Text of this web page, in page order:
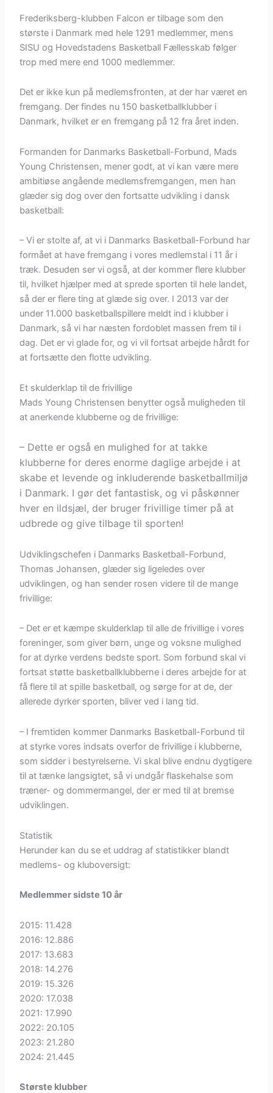
Frederiksberg-klubben Falcon er tilbage som den
største i Danmark med hele 1291 medlemmer, mens
SISU og Hovedstadens Basketball Fællesskab følger
trop med mere end 1000 medlemmer.
Det er ikke kun på medlemsfronten, at der har været en
fremgang. Der findes nu 150 basketballklubber i
Danmark, hvilket er en fremgang på 12 fra året inden.
Formanden for Danmarks Basketball-Forbund, Mads
Young Christensen, mener godt, at vi kan være mere
ambitiøse angående medlemsfremgangen, men han
glæder sig dog over den fortsatte udvikling i dansk
basketball:
– Vi er stolte af, at vi i Danmarks Basketball-Forbund har
formået at have fremgang i vores medlemstal i 11 år i
træk. Desuden ser vi også, at der kommer flere klubber
til, hvilket hjælper med at sprede sporten til hele landet,
så der er flere ting at glæde sig over. I 2013 var der
under 11.000 basketballspillere meldt ind i klubber i
Danmark, så vi har næsten fordoblet massen frem til i
dag. Det er vi glade for, og vi vil fortsat arbejde hårdt for
at fortsætte den flotte udvikling.
Et skulderklap til de frivillige
Mads Young Christensen benytter også muligheden til
at anerkende klubberne og de frivillige:
– Dette er også en mulighed for at takke
klubberne for deres enorme daglige arbejde i at
skabe et levende og inkluderende basketballmiljø
i Danmark. I gør det fantastisk, og vi påskønner
hver en ildsjæl, der bruger frivillige timer på at
udbrede og give tilbage til sporten!
Udviklingschefen i Danmarks Basketball-Forbund,
Thomas Johansen, glæder sig ligeledes over
udviklingen, og han sender rosen videre til de mange
frivillige:
– Det er et kæmpe skulderklap til alle de frivillige i vores
foreninger, som giver børn, unge og voksne mulighed
for at dyrke verdens bedste sport. Som forbund skal vi
fortsat støtte basketballklubberne i deres arbejde for at
få flere til at spille basketball, og sørge for at de, der
allerede dyrker sporten, bliver ved i lang tid.
– I fremtiden kommer Danmarks Basketball-Forbund til
at styrke vores indsats overfor de frivillige i klubberne,
som sidder i bestyrelserne. Vi skal blive endnu dygtigere
til at tænke langsigtet, så vi undgår flaskehalse som
træner- og dommermangel, der er med til at bremse
udviklingen.
Statistik
Herunder kan du se et uddrag af statistikker blandt
medlems- og kluboversigt:
Medlemmer sidste 10 år
2015: 11.428
2016: 12.886
2017: 13.683
2018: 14.276
2019: 15.326
2020: 17.038
2021: 17.990
2022: 20.105
2023: 21.280
2024: 21.445
Største klubber